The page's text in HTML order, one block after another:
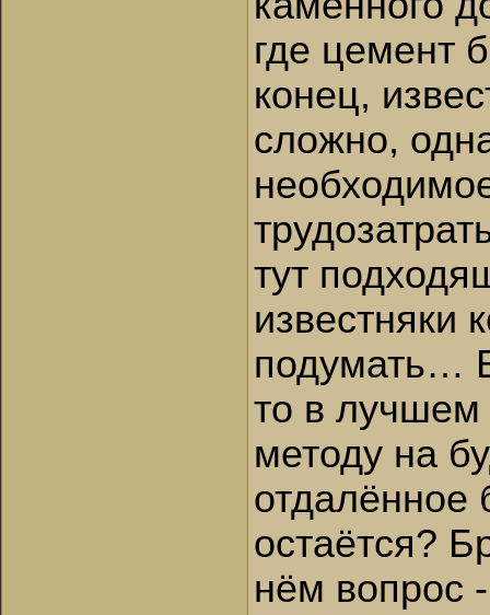
где цемент
конец,
сложно,
тут
известняки
подумать…
то в лучшем
методу на
отдалённое
остаётся?
нём вопрос